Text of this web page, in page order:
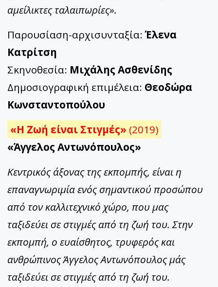
αμείλικτες ταλαιπωρίες».
Παρουσίαση-αρχισυνταξία:Έλενα
Κατρίτση
Σκηνοθεσία: Μιχάλης Ασθενίδης
Δημοσιογραφική επιμέλεια: Θεοδώρα
Κωνσταντοπούλου
«Η Ζωή είναι Στιγμές» (2019)
«Άγγελος Αντωνόπουλος»
Κεντρικός άξονας της εκπομπής, είναι η
επαναγνωριμία ενός σημαντικού προσώπου
από τον καλλιτεχνικό χώρο, που μας
ταξιδεύει σε στιγμές από τη ζωή του. Στην
εκπομπή, ο ευαίσθητος, τρυφερός και
ανθρώπινος Άγγελος Αντωνόπουλος μάς
ταξιδεύει σε στιγμές από τη ζωή του.